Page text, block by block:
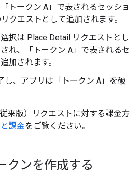
トークン A」で表されるセッショ
クエストとして追加されます。
択は Place Detail リクエストとし
れ、「トークン A」で表されるセ
加されます。
し、アプリは「トークン A」を破
来版）リクエストに対する課金方
課金をご覧ください。
クンを作成する